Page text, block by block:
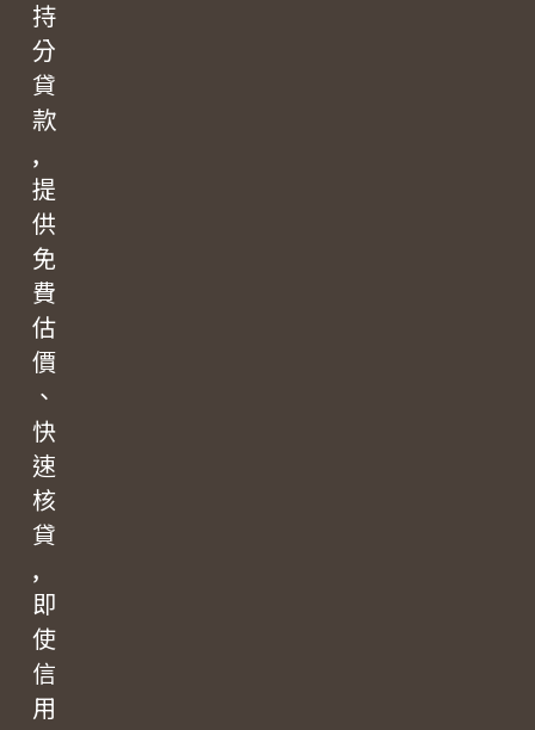
持
分
貸
款
,
提
供
免
費
估
價
、
快
速
核
貸
,
即
使
信
用